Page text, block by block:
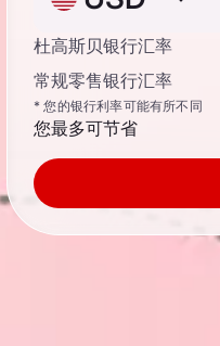
杜高斯贝银行汇率
常规零售银行汇率
* 您的银行利率可能有所不同
您最多可节省